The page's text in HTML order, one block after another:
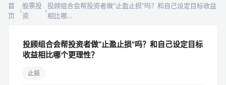
首
页
›
股票投
资
›
投顾组合会帮投资者做“止盈止损”吗？和自己设定目标收益
相比哪…
投顾组合会帮投资者做“止盈止损”吗？和自己设定目标
收益相比哪个更理性？
止损